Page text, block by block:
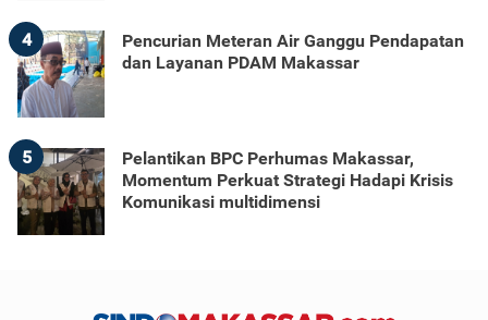
4
Pencurian Meteran Air Ganggu Pendapatan
dan Layanan PDAM Makassar
5
Pelantikan BPC Perhumas Makassar,
Momentum Perkuat Strategi Hadapi Krisis
Komunikasi multidimensi